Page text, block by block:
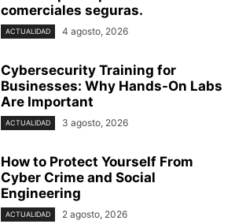
comerciales seguras.
ACTUALIDAD 4 agosto, 2026
Cybersecurity Training for
Businesses: Why Hands-On Labs
Are Important
ACTUALIDAD 3 agosto, 2026
How to Protect Yourself From
Cyber Crime and Social
Engineering
ACTUALIDAD 2 agosto, 2026